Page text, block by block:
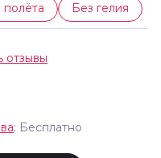
полёта Без гелия
: Бесплатно
отзывы